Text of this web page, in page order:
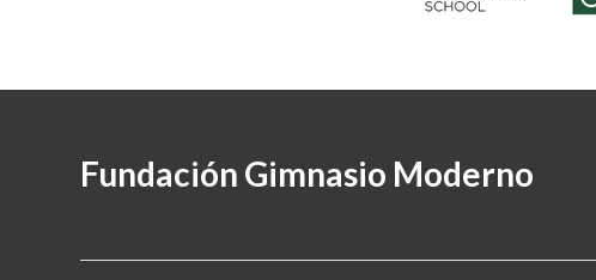
Fundación Gimnasio Moderno